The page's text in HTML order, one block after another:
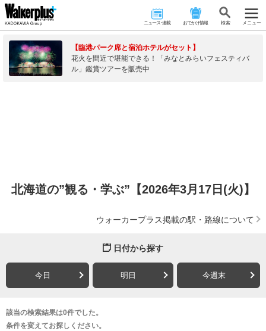
ニュース･連載 おでかけ情報 検 索 メニュー
【臨港パーク席と宿泊ホテルがセット】
花火を間近で堪能できる！「みなとみらいフェスティバ
ル」鑑賞ツアーを販売中
北海道の”観る・学ぶ”【2026年3月17日(火)】
ウォーカープラス掲載の駅・路線について
日付から探す
今日 明日 今週末
該当の検索結果は0件でした。
条件を変えてお探しください。